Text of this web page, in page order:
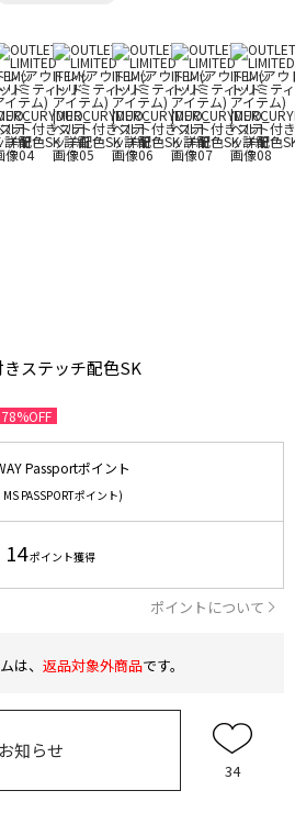
ステッチ配色SK
78%OFF
Passportポイント
PASSPORTポイント)
14ポイント獲得
ポイントについて
は、 返品対象外商品です。
知らせ
34